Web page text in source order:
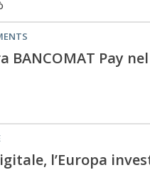
BANCOMAT Pay
l’Europa